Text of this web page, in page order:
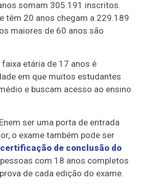
somam 305.191 inscritos.
têm 20 anos chegam a 229.189
maiores de 60 anos são
etária de 17 anos é
em que muitos estudantes
e buscam acesso ao ensino
ser uma porta de entrada
o exame também pode ser
de conclusão do
com 18 anos completos
de cada edição do exame.